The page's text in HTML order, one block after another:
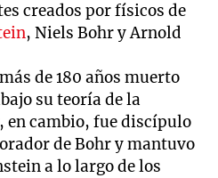
creados por físicos de
, Niels Bohr y Arnold
de 180 años muerto
su teoría de la
en cambio, fue discípulo
de Bohr y mantuvo
a lo largo de los